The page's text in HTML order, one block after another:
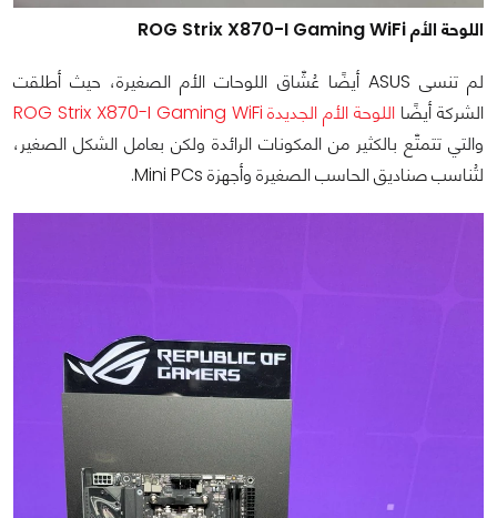
اللوحة الأم ROG Strix X870-I Gaming WiFi
لم تنسى ASUS أيضًا عُشّاق اللوحات الأم الصغيرة، حيث أطلقت
الشركة أيضًا اللوحة الأم الجديدة ROG Strix X870-I Gaming WiFi
والتي تتمتّع بالكثير من المكونات الرائدة ولكن بعامل الشكل الصغير،
لتُناسب صناديق الحاسب الصغيرة وأجهزة Mini PCs.